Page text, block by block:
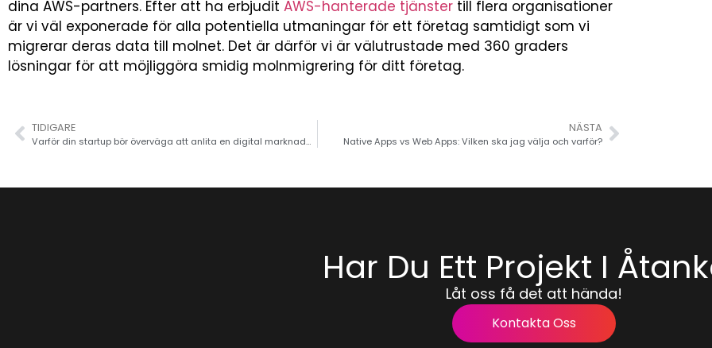
dina AWS-partners. Efter att ha erbjudit AWS-hanterade tjänster till flera organisationer
är vi väl exponerade för alla potentiella utmaningar för ett företag samtidigt som vi
migrerar deras data till molnet. Det är därför vi är välutrustade med 360 graders
lösningar för att möjliggöra smidig molnmigrering för ditt företag.
TIDIGARE
Varför din startup bör överväga att anlita en digital marknadsföringsbyrå?
NÄSTA
Native Apps vs Web Apps: Vilken ska jag välja och varför?
Har Du Ett Projekt I
Låt oss få det att hända!
Kontakta Oss